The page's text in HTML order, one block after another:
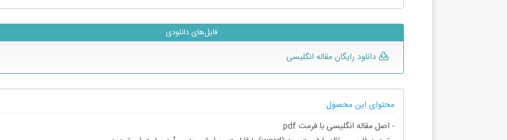
فایل‌های دانلودی
دانلود رایگان مقاله انگلیسی
محتوای این محصول:
- اصل مقاله انگلیسی با فرمت pdf